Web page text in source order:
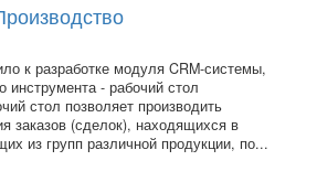
к разработке модуля CRM-системы,
инструмента - рабочий стол
стол позволяет производить
заказов (сделок), находящихся в
из групп различной продукции, по...